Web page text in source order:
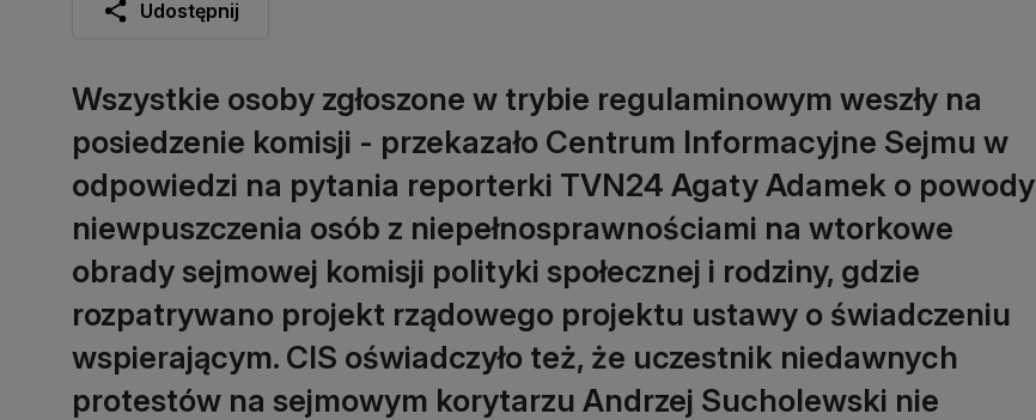
Udostępnij
Wszystkie osoby zgłoszone w trybie regulaminowym weszły na
posiedzenie komisji - przekazało Centrum Informacyjne Sejmu w
odpowiedzi na pytania reporterki TVN24 Agaty Adamek o powody
niewpuszczenia osób z niepełnosprawnościami na wtorkowe
obrady sejmowej komisji polityki społecznej i rodziny, gdzie
rozpatrywano projekt rządowego projektu ustawy o świadczeniu
wspierającym. CIS oświadczyło też, że uczestnik niedawnych
protestów na sejmowym korytarzu Andrzej Sucholewski nie